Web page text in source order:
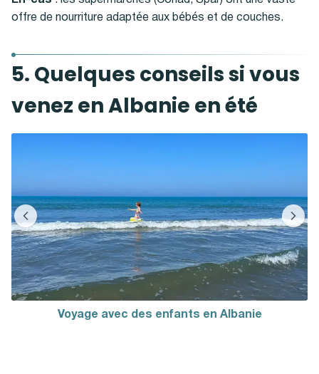
offre de nourriture adaptée aux bébés et de couches.
5. Quelques conseils si vous
venez en Albanie en été
Voyage avec des enfants en Albanie